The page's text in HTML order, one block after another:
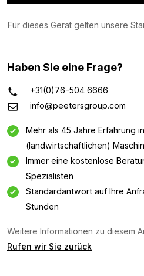
Für dieses Gerät gelten unsere
Haben Sie eine Frage?
+31(0)76-504 6666
info@peetersgroup.com
Mehr als 45 Jahre Erfahrung
(landwirtschaftlichen)
Immer eine kostenlose
Spezialisten
Standardantwort auf Ihre
Stunden
Weitere Informationen zu diesem
Rufen wir Sie zurück